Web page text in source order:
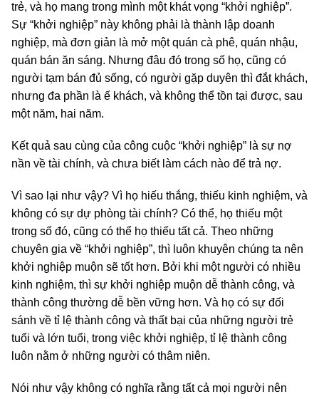
trẻ, và họ mang trong mình một khát vọng “khởi nghiệp”.
Sự “khởi nghiệp” này không phải là thành lập doanh
nghiệp, mà đơn giản là mở một quán cà phê, quán nhậu,
quán bán ăn sáng. Nhưng đâu đó trong số họ, cũng có
người tạm bán đủ sống, có người gặp duyên thì đắt khách,
nhưng đa phần là ế khách, và không thể tồn tại được, sau
một năm, hai năm.
Kết quả sau cùng của công cuộc “khởi nghiệp” là sự nợ
nần về tài chính, và chưa biết làm cách nào để trả nợ.
Vì sao lại như vậy? Vì họ hiếu thắng, thiếu kinh nghiệm, và
không có sự dự phòng tài chính? Có thể, họ thiếu một
trong số đó, cũng có thể họ thiếu tất cả. Theo những
chuyên gia về “khởi nghiệp”, thì luôn khuyên chúng ta nên
khởi nghiệp muộn sẽ tốt hơn. Bởi khi một người có nhiều
kinh nghiệm, thì sự khởi nghiệp muộn dễ thành công, và
thành công thường dễ bền vững hơn. Và họ có sự đối
sánh về tỉ lệ thành công và thất bại của những người trẻ
tuổi và lớn tuổi, trong việc khởi nghiệp, tỉ lệ thành công
luôn nằm ở những người có thâm niên.
Nói như vậy không có nghĩa rằng tất cả mọi người nên